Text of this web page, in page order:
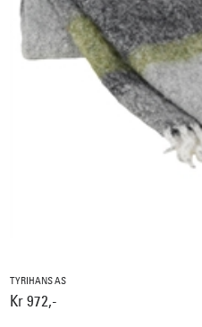
TYRIHANS AS
Kr 972,-